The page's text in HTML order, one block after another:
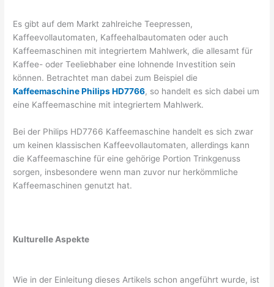
Es gibt auf dem Markt zahlreiche Teepressen,
Kaffeevollautomaten, Kaffeehalbautomaten oder auch
Kaffeemaschinen mit integriertem Mahlwerk, die allesamt für
Kaffee- oder Teeliebhaber eine lohnende Investition sein
können. Betrachtet man dabei zum Beispiel die
Kaffeemaschine Philips HD7766, so handelt es sich dabei um
eine Kaffeemaschine mit integriertem Mahlwerk.
Bei der Philips HD7766 Kaffeemaschine handelt es sich zwar
um keinen klassischen Kaffeevollautomaten, allerdings kann
die Kaffeemaschine für eine gehörige Portion Trinkgenuss
sorgen, insbesondere wenn man zuvor nur herkömmliche
Kaffeemaschinen genutzt hat.
Kulturelle Aspekte
Wie in der Einleitung dieses Artikels schon angeführt wurde, ist